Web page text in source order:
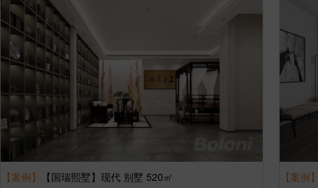
【案例】 【国瑞熙墅】现代 别墅 520㎡ 【案例